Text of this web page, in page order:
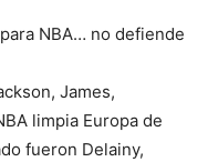
NBA… no defiende
James,
limpia Europa de
fueron Delainy,